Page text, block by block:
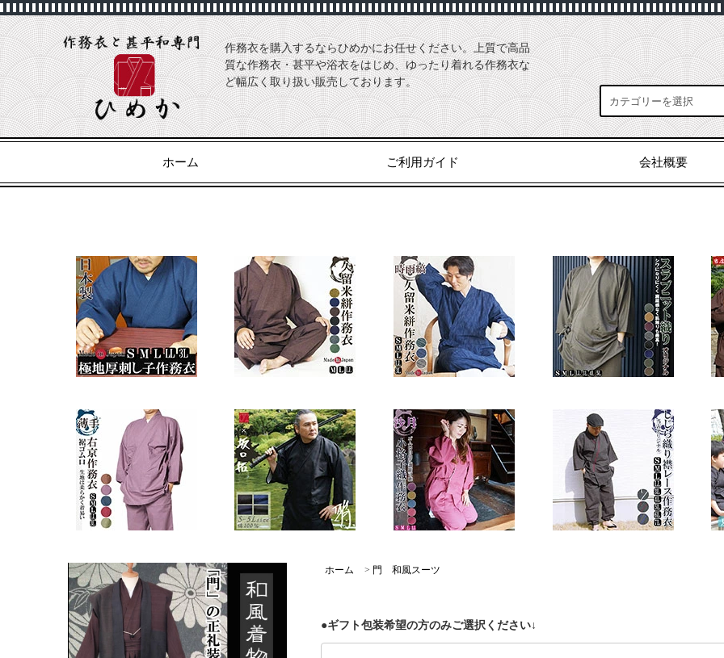
作務衣を購入するならひめかにお任せください。上質で高品
質な作務衣・甚平や浴衣をはじめ、ゆったり着れる作務衣な
ど幅広く取り扱い販売しております。
ホーム ご利用ガイド 会社概要
ホーム > 門 和風スーツ
●ギフト包装希望の方のみご選択ください↓